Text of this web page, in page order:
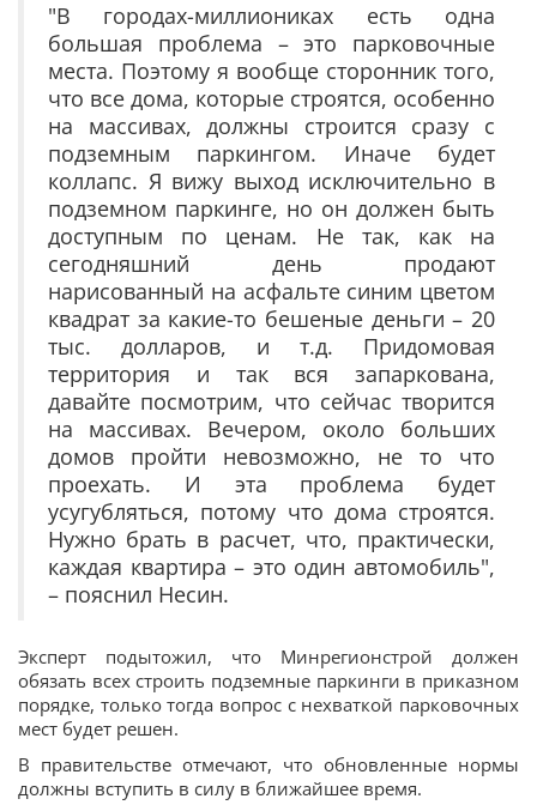
"В городах-миллиониках есть одна
большая проблема – это парковочные
места. Поэтому я вообще сторонник того,
что все дома, которые строятся, особенно
на массивах, должны строится сразу с
подземным паркингом. Иначе будет
коллапс. Я вижу выход исключительно в
подземном паркинге, но он должен быть
доступным по ценам. Не так, как на
сегодняшний день продают
нарисованный на асфальте синим цветом
квадрат за какие-то бешеные деньги – 20
тыс. долларов, и т.д. Придомовая
территория и так вся запаркована,
давайте посмотрим, что сейчас творится
на массивах. Вечером, около больших
домов пройти невозможно, не то что
проехать. И эта проблема будет
усугубляться, потому что дома строятся.
Нужно брать в расчет, что, практически,
каждая квартира – это один автомобиль",
– пояснил Несин.
Эксперт подытожил, что Минрегионстрой должен
обязать всех строить подземные паркинги в приказном
порядке, только тогда вопрос с нехваткой парковочных
мест будет решен.
В правительстве отмечают, что обновленные нормы
должны вступить в силу в ближайшее время.